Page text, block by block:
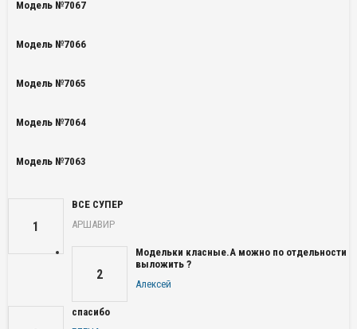
Модель №7067
Модель №7066
Модель №7065
Модель №7064
Модель №7063
1
ВСЕ СУПЕР
АРШАВИР
2
Модельки класные.А можно по отдельности
выложить ?
Алексей
спасибо